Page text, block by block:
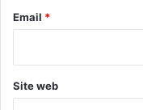
*
Email *
Site web